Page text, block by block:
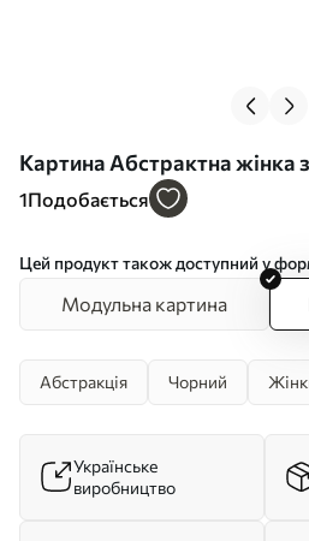
Картина Абстрактна жінка
s44748
1Подобається
Цей продукт також доступний у
Модульна картина
Абстракція Чорний
Українське
виробництво